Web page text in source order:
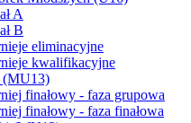
A
B
eliminacyjne
kwalifikacyjne
(MU13)
finałowy - faza grupowa
finałowy - faza finałowa